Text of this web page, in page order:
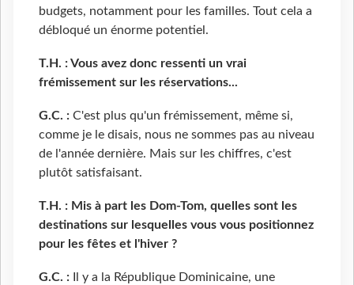
budgets, notamment pour les familles. Tout cela a
débloqué un énorme potentiel.
T.H. : Vous avez donc ressenti un vrai
frémissement sur les réservations...
G.C. : C'est plus qu'un frémissement, même si,
comme je le disais, nous ne sommes pas au niveau
de l'année dernière. Mais sur les chiffres, c'est
plutôt satisfaisant.
T.H. : Mis à part les Dom-Tom, quelles sont les
destinations sur lesquelles vous vous positionnez
pour les fêtes et l'hiver ?
G.C. : Il y a la République Dominicaine, une